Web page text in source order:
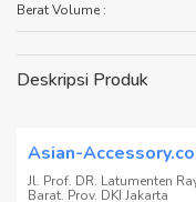
Berat Volume :
Deskripsi Produk
Asian-
Jl. Prof. DR. Latumenten
Barat. Prov. DKI Jakarta